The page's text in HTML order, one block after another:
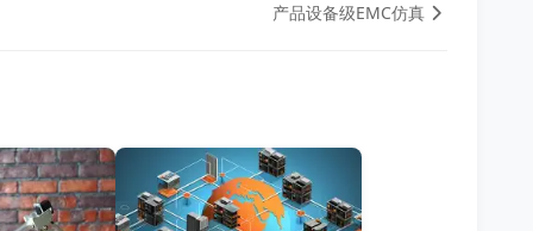
产品设备级EMC仿真